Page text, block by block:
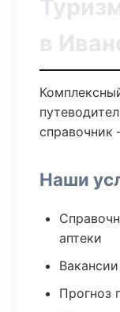
в
справочник
Наши
аптеки
Прогноз